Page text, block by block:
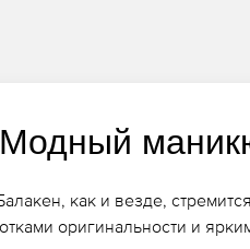
Модный
как и везде,
оригинальности и